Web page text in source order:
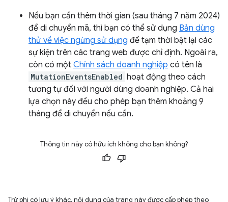
Nếu bạn cần thêm thời gian (sau tháng 7 năm 2024)
để di chuyển mã, thì bạn có thể sử dụng Bản dùng
thử về việc ngừng sử dụng để tạm thời bật lại các
sự kiện trên các trang web được chỉ định. Ngoài ra,
còn có một Chính sách doanh nghiệp có tên là
MutationEventsEnabled hoạt động theo cách
tương tự đối với người dùng doanh nghiệp. Cả hai
lựa chọn này đều cho phép bạn thêm khoảng 9
tháng để di chuyển nếu cần.
Thông tin này có hữu ích không cho bạn không?
Trừ phi có lưu ý khác, nội dung của trang này được cấp phép theo